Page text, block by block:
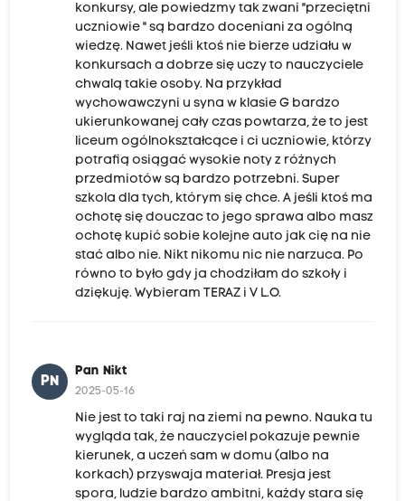
konkursy, ale powiedzmy tak zwani "przeciętni
uczniowie " są bardzo doceniani za ogólną
wiedzę. Nawet jeśli ktoś nie bierze udziału w
konkursach a dobrze się uczy to nauczyciele
chwalą takie osoby. Na przykład
wychowawczyni u syna w klasie G bardzo
ukierunkowanej cały czas powtarza, że to jest
liceum ogólnokształcące i ci uczniowie, którzy
potrafią osiągać wysokie noty z różnych
przedmiotów są bardzo potrzebni. Super
szkola dla tych, którym się chce. A jeśli ktoś ma
ochotę się douczac to jego sprawa albo masz
ochotę kupić sobie kolejne auto jak cię na nie
stać albo nie. Nikt nikomu nic nie narzuca. Po
równo to było gdy ja chodziłam do szkoły i
dziękuję. Wybieram TERAZ i V L.O.
PN
Pan Nikt
2025-05-16
Nie jest to taki raj na ziemi na pewno. Nauka tu
wygląda tak, że nauczyciel pokazuje pewnie
kierunek, a uczeń sam w domu (albo na
korkach) przyswaja materiał. Presja jest
spora, ludzie bardzo ambitni, każdy stara się